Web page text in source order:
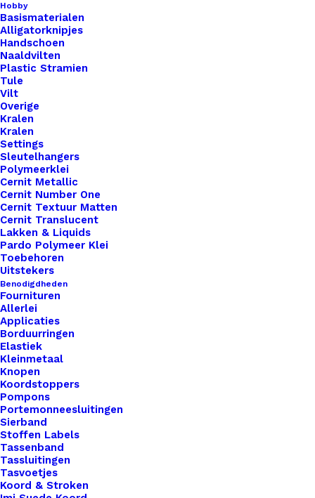
Hobby
Basismaterialen
Alligatorknipjes
Handschoen
Naaldvilten
Plastic Stramien
Tule
Vilt
Overige
Kralen
Kralen
Settings
Sleutelhangers
Polymeerklei
Cernit Metallic
Cernit Number One
Cernit Textuur Matten
Cernit Translucent
Lakken & Liquids
Pardo Polymeer Klei
Toebehoren
Uitstekers
Benodigdheden
Fournituren
Allerlei
Applicaties
Borduurringen
Elastiek
Kleinmetaal
Knopen
Koordstoppers
Pompons
Portemonneesluitingen
Sierband
Stoffen Labels
Tassenband
Tassluitingen
Tasvoetjes
Koord & Stroken
Artikelnummer
Categorie
Overzicht
Nog meer leuks!